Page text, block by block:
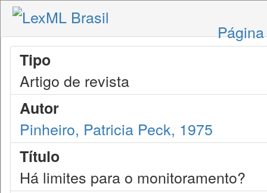
Tipo
Artigo de revista
Autor
Pinheiro, Patricia Peck, 1975
Título
Há limites para o monitoramento?